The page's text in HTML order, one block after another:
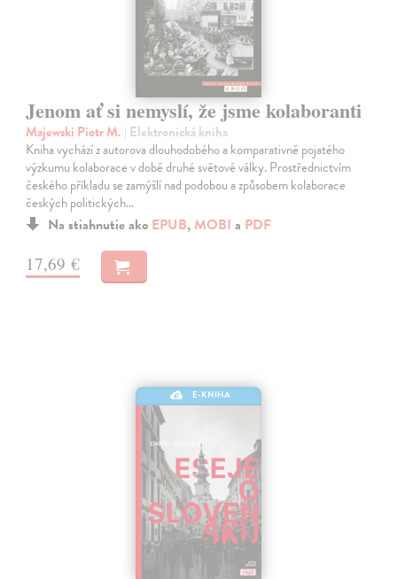
Jenom ať si nemyslí, že jsme kolaboranti
Majewski Piotr M. | Elektronická kniha
Kniha vychází z autorova dlouhodobého a komparativně pojatého
výzkumu kolaborace v době druhé světové války. Prostřednictvím
českého příkladu se zamýšlí nad podobou a způsobem kolaborace
českých politických…
Na stiahnutie ako EPUB, MOBI a PDF
17,69 €
E-KNIHA